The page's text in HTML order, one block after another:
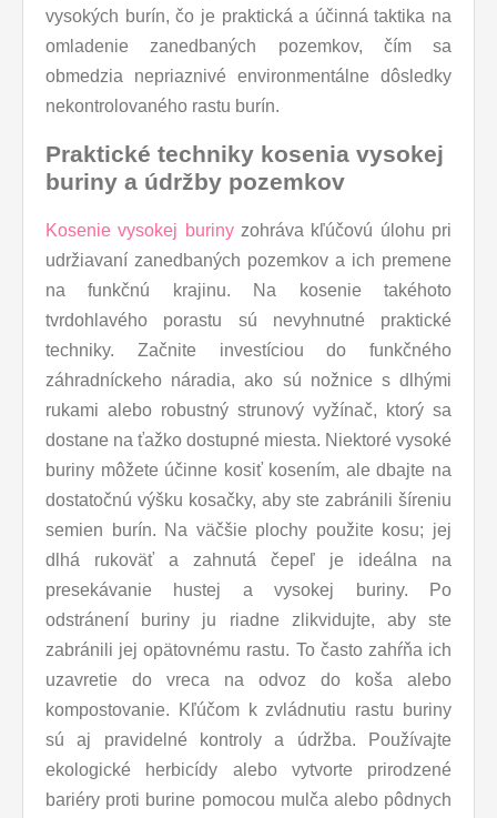
vysokých burín, čo je praktická a účinná taktika na
omladenie zanedbaných pozemkov, čím sa
obmedzia nepriaznivé environmentálne dôsledky
nekontrolovaného rastu burín.
Praktické techniky kosenia vysokej
buriny a údržby pozemkov
Kosenie vysokej burinyzohráva kľúčovú úlohu pri
udržiavaní zanedbaných pozemkov a ich premene
na funkčnú krajinu. Na kosenie takéhoto
tvrdohlavého porastu sú nevyhnutné praktické
techniky. Začnite investíciou do funkčného
záhradníckeho náradia, ako sú nožnice s dlhými
rukami alebo robustný strunový vyžínač, ktorý sa
dostane na ťažko dostupné miesta. Niektoré vysoké
buriny môžete účinne kosiť kosením, ale dbajte na
dostatočnú výšku kosačky, aby ste zabránili šíreniu
semien burín. Na väčšie plochy použite kosu; jej
dlhá rukoväť a zahnutá čepeľ je ideálna na
presekávanie hustej a vysokej buriny. Po
odstránení buriny ju riadne zlikvidujte, aby ste
zabránili jej opätovnému rastu. To často zahŕňa ich
uzavretie do vreca na odvoz do koša alebo
kompostovanie. Kľúčom k zvládnutiu rastu buriny
sú aj pravidelné kontroly a údržba. Používajte
ekologické herbicídy alebo vytvorte prirodzené
bariéry proti burine pomocou mulča alebo pôdnych